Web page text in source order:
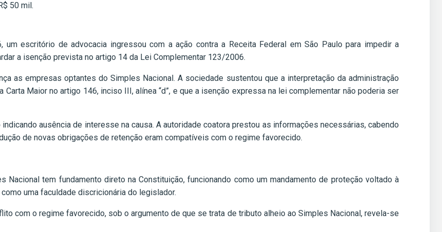
50 mil.
um escritório de advocacia ingressou com a ação contra a Receita Federal em São Paulo para impedir a
a isenção prevista no artigo 14 da Lei Complementar 123/2006.
as empresas optantes do Simples Nacional. A sociedade sustentou que a interpretação da administração
Maior no artigo 146, inciso III, alínea “d”, e que a isenção expressa na lei complementar não poderia ser
ausência de interesse na causa. A autoridade coatora prestou as informações necessárias, cabendo
de novas obrigações de retenção eram compatíveis com o regime favorecido.
Nacional tem fundamento direto na Constituição, funcionando como um mandamento de proteção voltado à
uma faculdade discricionária do legislador.
com o regime favorecido, sob o argumento de que se trata de tributo alheio ao Simples Nacional, revela-se